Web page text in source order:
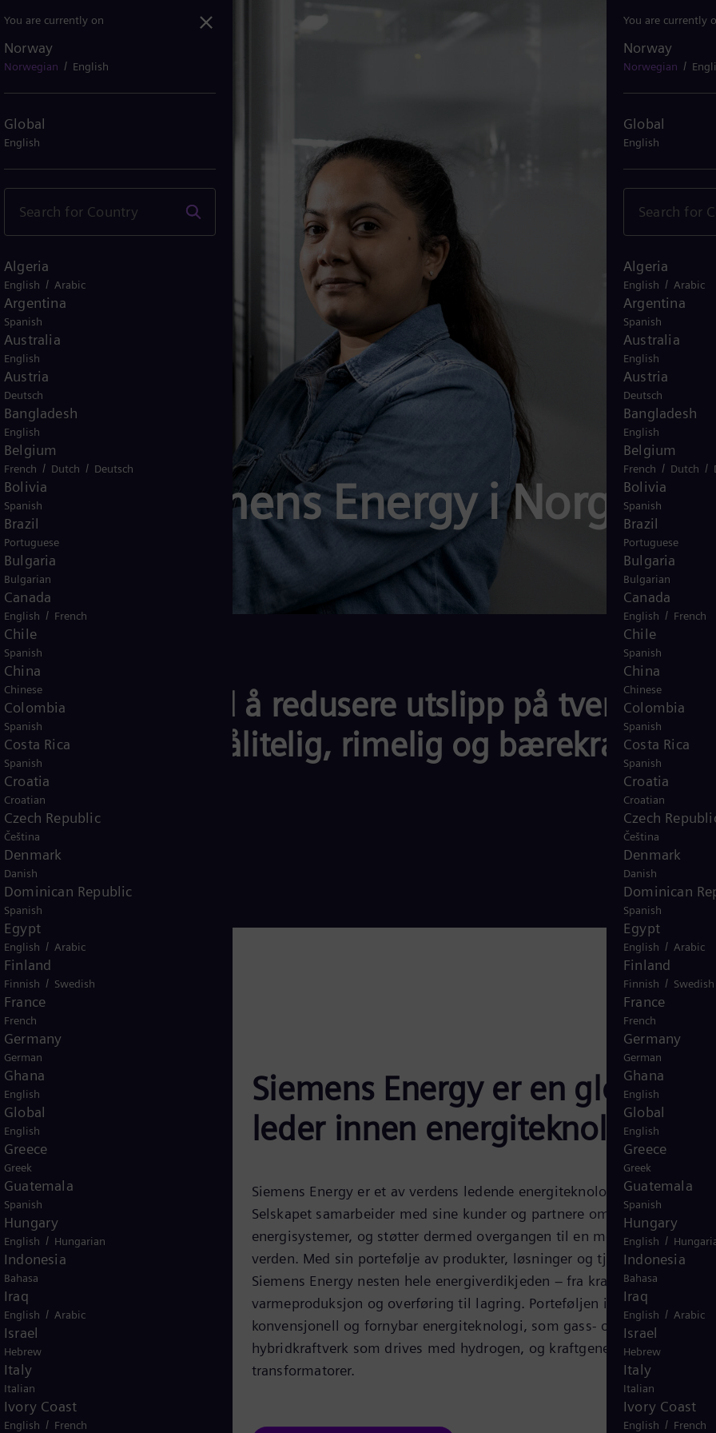
You are currently
Norway
Norwegian /
Global
English
Algeria
English / Arabic
Argentina
Spanish
Australia
English
Austria
Deutsch
Bangladesh
English
Belgium
French / Dutch /
Bolivia
Spanish
Brazil
Portuguese
Bulgaria
Bulgarian
Canada
English / French
Chile
Spanish
China
Chinese
Colombia
Spanish
Costa Rica
Spanish
Croatia
Croatian
Czech
Čeština
Denmark
Danish
Dominican
Spanish
Egypt
English / Arabic
Finland
Finnish / Swedish
France
French
Germany
German
Ghana
English
Global
English
Greece
Greek
Guatemala
Spanish
Hungary
English /
Indonesia
Bahasa
Iraq
English / Arabic
Israel
Hebrew
Italy
Italian
Ivory Coast
English / French
til Siemens Energy i Norge
og land med å redusere utslipp på tvers av
– for et mer pålitelig, rimelig og bærekraftig
Siemens Energy er en global
leder innen energiteknologi
Siemens Energy er et av verdens ledende energiteknologiselskaper.
Selskapet samarbeider med sine kunder og partnere om fremtidens
energisystemer, og støtter dermed overgangen til en mer bærekraftig
verden. Med sin portefølje av produkter, løsninger og tjenester dekker
Siemens Energy nesten hele energiverdikjeden – fra kraft- og
varmeproduksjon og overføring til lagring. Porteføljen inkluderer
konvensjonell og fornybar energiteknologi, som gass- og dampturbiner,
hybridkraftverk som drives med hydrogen, og kraftgeneratorer og
transformatorer.
You are currently on
Norway
Norwegian / English
Global
English
Algeria
English / Arabic
Argentina
Spanish
Australia
English
Austria
Deutsch
Bangladesh
English
Belgium
French / Dutch / Deutsch
Bolivia
Spanish
Brazil
Portuguese
Bulgaria
Bulgarian
Canada
English / French
Chile
Spanish
China
Chinese
Colombia
Spanish
Costa Rica
Spanish
Croatia
Croatian
Czech Republic
Čeština
Denmark
Danish
Dominican Republic
Spanish
Egypt
English / Arabic
Finland
Finnish / Swedish
France
French
Germany
German
Ghana
English
Global
English
Greece
Greek
Guatemala
Spanish
Hungary
English / Hungarian
Indonesia
Bahasa
Iraq
English / Arabic
Israel
Hebrew
Italy
Italian
Ivory Coast
English / French